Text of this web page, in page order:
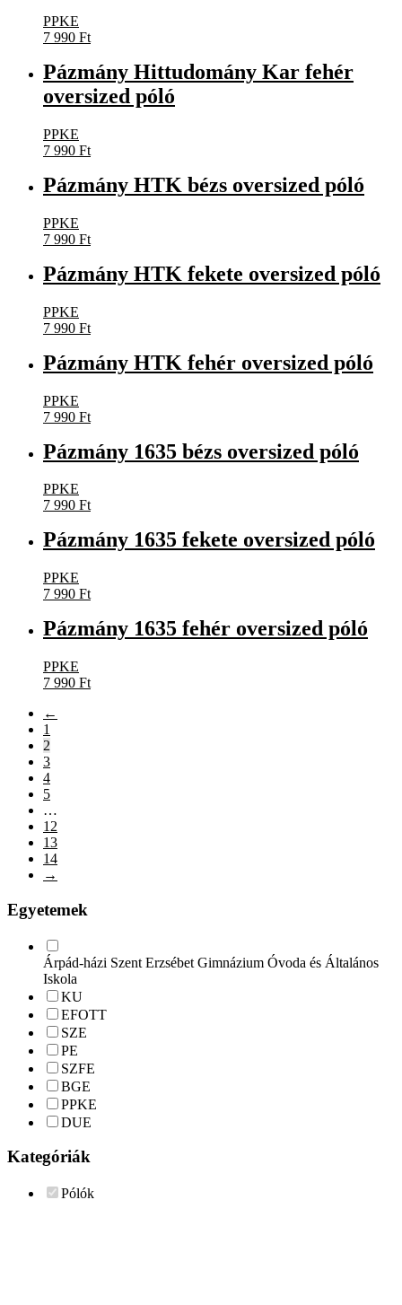
PPKE
7 990 Ft
Pázmány Hittudomány Kar fehér
oversized póló
PPKE
7 990 Ft
Pázmány HTK bézs oversized póló
PPKE
7 990 Ft
Pázmány HTK fekete oversized póló
PPKE
7 990 Ft
Pázmány HTK fehér oversized póló
PPKE
7 990 Ft
Pázmány 1635 bézs oversized póló
PPKE
7 990 Ft
Pázmány 1635 fekete oversized póló
PPKE
7 990 Ft
Pázmány 1635 fehér oversized póló
PPKE
7 990 Ft
←
1
2
3
4
5
…
12
13
14
→
Egyetemek
Árpád-házi Szent Erzsébet Gimnázium Óvoda és Általános
Iskola
KU
EFOTT
SZE
PE
SZFE
BGE
PPKE
DUE
Kategóriák
Pólók